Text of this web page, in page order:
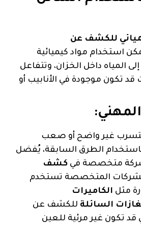
للكشف عن
استخدام مواد كيميائية
المياه داخل الخزان، وتتفاعل
تكون موجودة في الأنابيب أو
غير واضح أو صعب
الطرق السابقة، يُفضل
متخصصة في كشف
المتخصصة تستخدم
مثل الكاميرات
السائلة للكشف عن
قد تكون غير مرئية للعين